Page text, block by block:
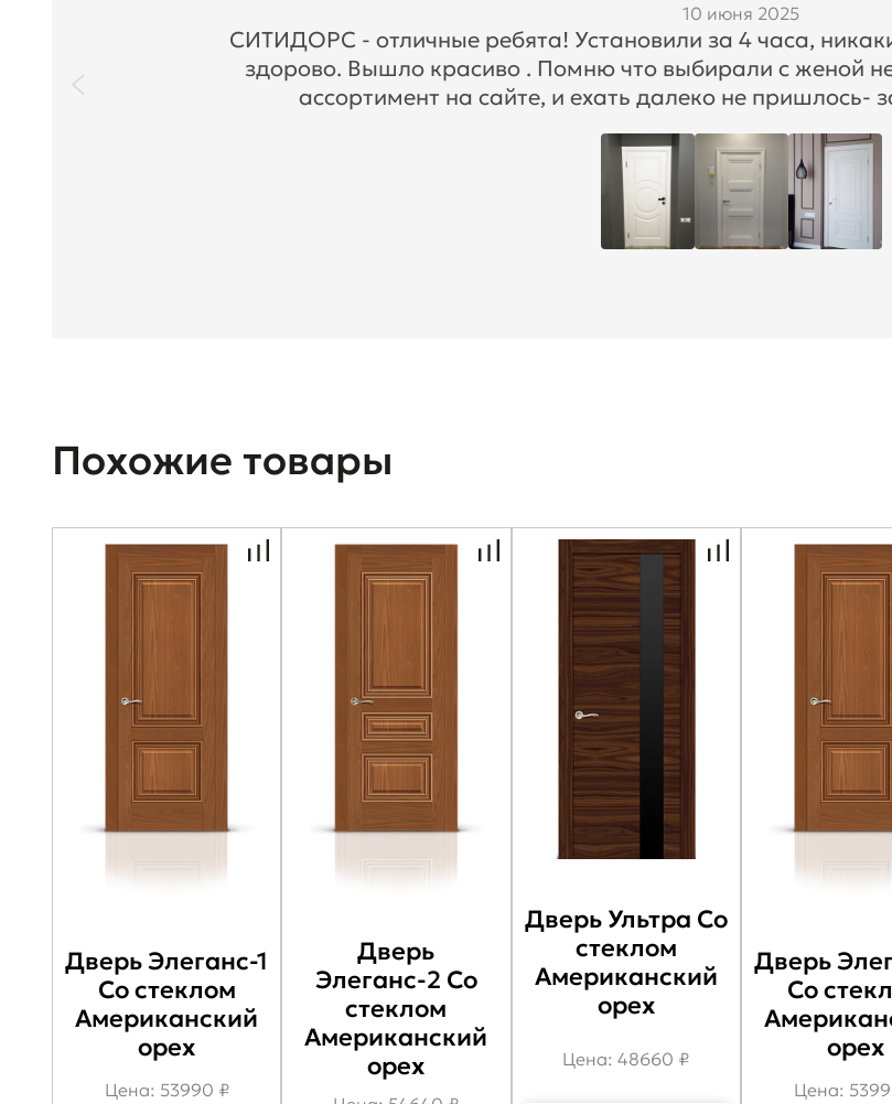
10 июня 2025
СИТИДОРС - отличные ребята! Установили за 4 часа,
здорово. Вышло красиво . Помню что выбирали с женой
ассортимент на сайте, и ехать далеко не пришлось-
Похожие товары
Дверь Элеганс-1
Со стеклом
Американский
орех
Цена: 53990 ₽
Дверь
Элеганс-2 Со
стеклом
Американский
орех
Дверь Ультра Со
стеклом
Американский
орех
Цена: 48660 ₽
Дверь
Со
орех
Цена: